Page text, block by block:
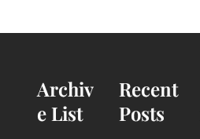
Archiv
e List
Recent
Posts